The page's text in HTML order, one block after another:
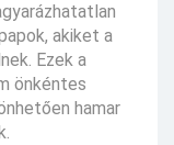
akiket a
Ezek a
önkéntes
hamar